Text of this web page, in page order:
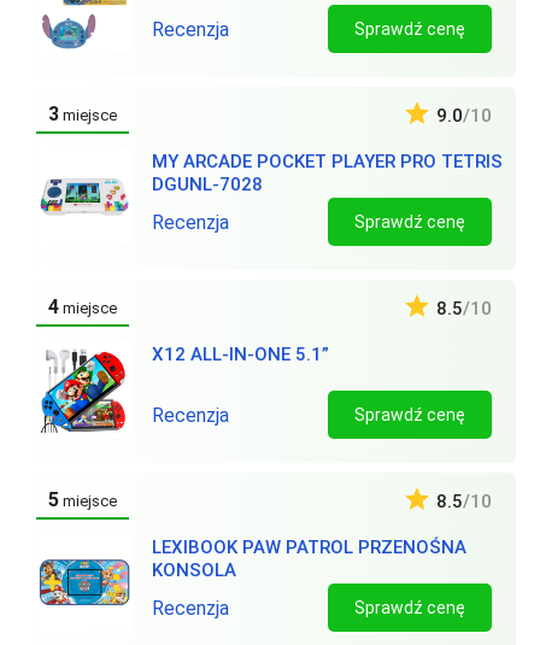
Recenzja Sprawdź cenę
3 miejsce
MY ARCADE POCKET PLAYER PRO TETRIS
DGUNL-7028
9.0/10
Recenzja Sprawdź cenę
4 miejsce
X12 ALL-IN-ONE 5.1”
8.5/10
Recenzja Sprawdź cenę
5 miejsce
LEXIBOOK PAW PATROL PRZENOŚNA
KONSOLA
8.5/10
Recenzja Sprawdź cenę